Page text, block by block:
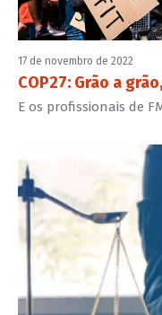
17 de novembro de 2022
COP27: Grão a
E os profissionais de